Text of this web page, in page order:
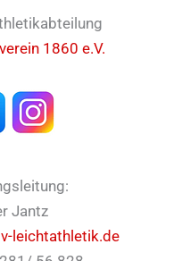
1860 e.V.
Jantz
leichtathletik.de